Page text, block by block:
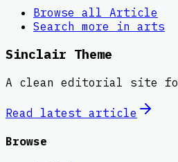
Browse all Article
Search more in arts
Sinclair Theme
A clean editorial site
Read latest article
Browse